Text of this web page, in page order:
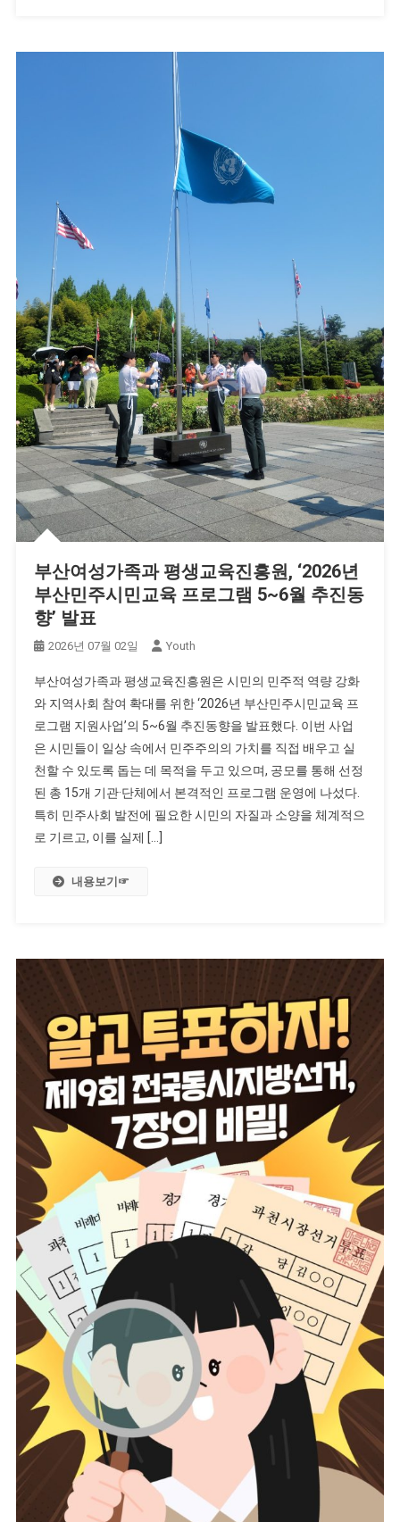
부산여성가족과 평생교육진흥원, ‘2026년
부산민주시민교육 프로그램 5~6월 추진동
향’ 발표
2026년 07월 02일 Youth
부산여성가족과 평생교육진흥원은 시민의 민주적 역량 강화
와 지역사회 참여 확대를 위한 ‘2026년 부산민주시민교육 프
로그램 지원사업’의 5~6월 추진동향을 발표했다. 이번 사업
은 시민들이 일상 속에서 민주주의의 가치를 직접 배우고 실
천할 수 있도록 돕는 데 목적을 두고 있으며, 공모를 통해 선정
된 총 15개 기관·단체에서 본격적인 프로그램 운영에 나섰다.
특히 민주사회 발전에 필요한 시민의 자질과 소양을 체계적으
로 기르고, 이를 실제 […]
내용보기☞